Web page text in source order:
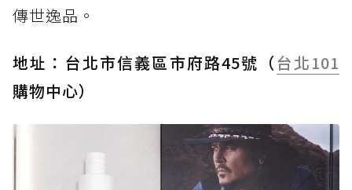
傳世逸品。
地址：台北市信義區市府路45號（台北101
購物中心）